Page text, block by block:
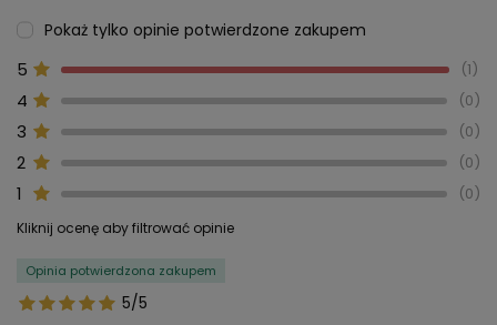
Pokaż tylko opinie potwierdzone zakupem
5 1
4 0
3 0
2 0
1 0
Kliknij ocenę aby filtrować opinie
5/5
Opinia potwierdzona zakupem